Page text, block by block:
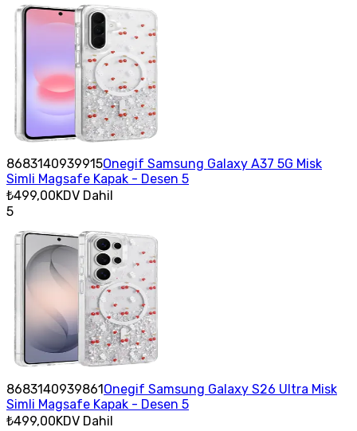
8683140939915Onegif Samsung Galaxy A37 5G Misk
Simli Magsafe Kapak - Desen 5
₺499,00KDV Dahil
5
8683140939861Onegif Samsung Galaxy S26 Ultra Misk
Simli Magsafe Kapak - Desen 5
₺499,00KDV Dahil